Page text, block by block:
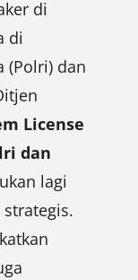
di
di
(Polri) dan
License
dan
lagi